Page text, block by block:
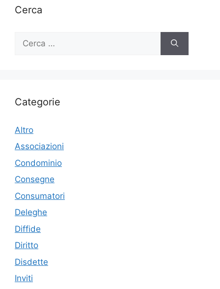
Cerca
per:
Categorie
Altro
Associazioni
Condominio
Consegne
Consumatori
Deleghe
Diffide
Diritto
Disdette
Inviti